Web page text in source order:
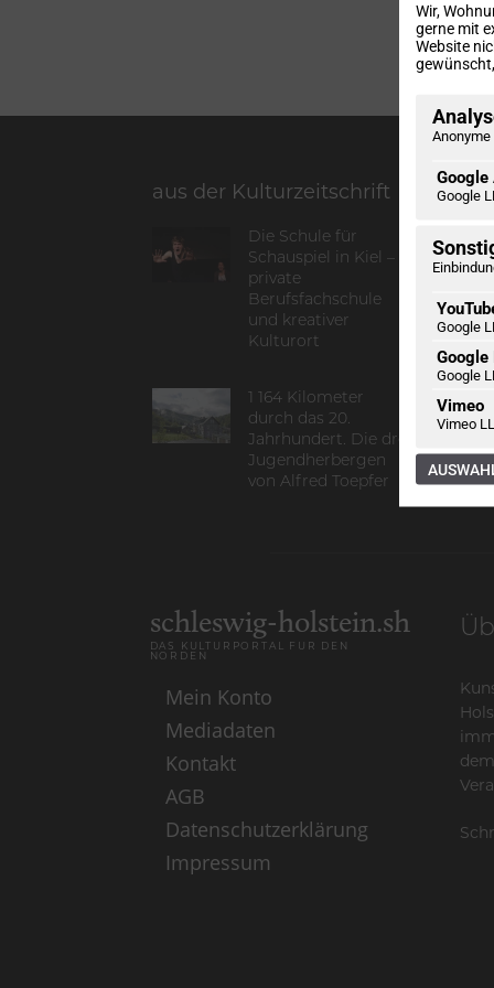
aus der Kulturzeitschrift
Die Schule für
Schauspiel in Kiel –
private
Berufsfachschule
und kreativer
Kulturort
1 164 Kilometer
durch das 20.
Jahrhundert. Die drei
Jugendherbergen
von Alfred Toepfer
schleswig-holstein.sh
DAS KULTURPORTAL FÜR DEN
NORDEN
Mein Konto
Mediadaten
Kontakt
AGB
Datenschutzerklärung
Impressum
Wir,
gerne mit
Website
Google
Google
Google
Google
Vimeo
Vimeo